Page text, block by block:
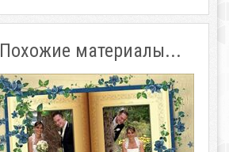
Похожие материалы...